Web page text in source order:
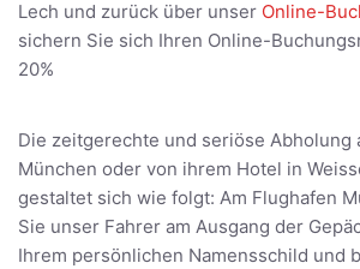
Lech und zurück über unser Online-
sichern Sie sich Ihren Online-
20%
Die zeitgerechte und seriöse Abholung
München oder von ihrem Hotel in
gestaltet sich wie folgt: Am Flughafen
Sie unser Fahrer am Ausgang der
Ihrem persönlichen Namensschild und